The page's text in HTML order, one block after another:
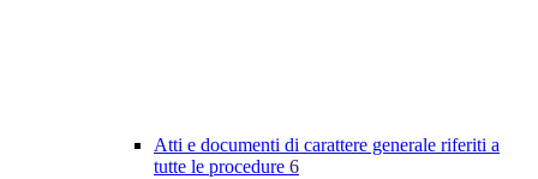
Atti e documenti di carattere generale riferiti a
tutte le procedure 6